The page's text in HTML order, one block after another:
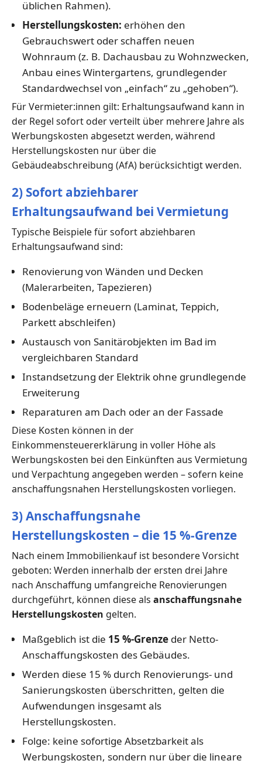
üblichen Rahmen).
Herstellungskosten: erhöhen den
Gebrauchswert oder schaffen neuen
Wohnraum (z. B. Dachausbau zu Wohnzwecken,
Anbau eines Wintergartens, grundlegender
Standardwechsel von „einfach“ zu „gehoben“).
Für Vermieter:innen gilt: Erhaltungsaufwand kann in
der Regel sofort oder verteilt über mehrere Jahre als
Werbungskosten abgesetzt werden, während
Herstellungskosten nur über die
Gebäudeabschreibung (AfA) berücksichtigt werden.
2) Sofort abziehbarer
Erhaltungsaufwand bei Vermietung
Typische Beispiele für sofort abziehbaren
Erhaltungsaufwand sind:
Renovierung von Wänden und Decken
(Malerarbeiten, Tapezieren)
Bodenbeläge erneuern (Laminat, Teppich,
Parkett abschleifen)
Austausch von Sanitärobjekten im Bad im
vergleichbaren Standard
Instandsetzung der Elektrik ohne grundlegende
Erweiterung
Reparaturen am Dach oder an der Fassade
Diese Kosten können in der
Einkommensteuererklärung in voller Höhe als
Werbungskosten bei den Einkünften aus Vermietung
und Verpachtung angegeben werden – sofern keine
anschaffungsnahen Herstellungskosten vorliegen.
3) Anschaffungsnahe
Herstellungskosten – die 15 %-Grenze
Nach einem Immobilienkauf ist besondere Vorsicht
geboten: Werden innerhalb der ersten drei Jahre
nach Anschaffung umfangreiche Renovierungen
durchgeführt, können diese als anschaffungsnahe
Herstellungskosten gelten.
Maßgeblich ist die 15 %-Grenzeder Netto-
Anschaffungskosten des Gebäudes.
Werden diese 15 % durch Renovierungs- und
Sanierungskosten überschritten, gelten die
Aufwendungen insgesamt als
Herstellungskosten.
Folge: keine sofortige Absetzbarkeit als
Werbungskosten, sondern nur über die lineare